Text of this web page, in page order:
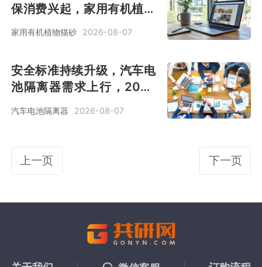
保消费兴起，家用有机植物
猫砂 2026 年销售额预计达
16 亿美元[图]
家用有机植物猫砂 2026-08-07
安全标准持续升级，汽车电
池隔离器需求上行，2026
年市场规模 6 亿美元[图]
汽车电池隔离器 2026-08-07
上一页 下一页